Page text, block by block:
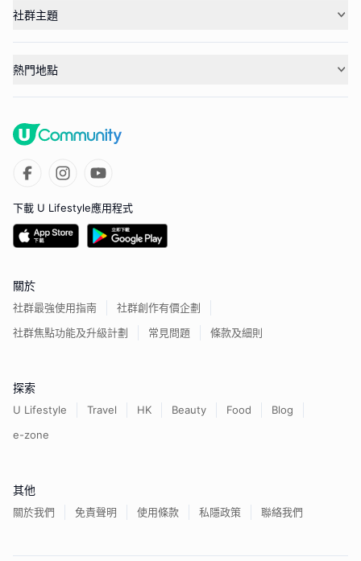
社群主題
熱門地點
下載 U Lifestyle應用程式
關於
社群最強使用指南
社群創作有價企劃
社群焦點功能及升級計劃
常見問題 條款及細則
探索
U Lifestyle Travel HK Beauty Food
Blog
e-zone
其他
關於我們 免責聲明 使用條款 私隱政策 聯絡我們